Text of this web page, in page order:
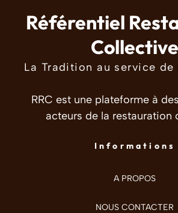
Référentiel
Collective
La Tradition au service
RRC est une plateforme à
acteurs de la restauration
Informations
A PROPOS
NOUS CONTACTER